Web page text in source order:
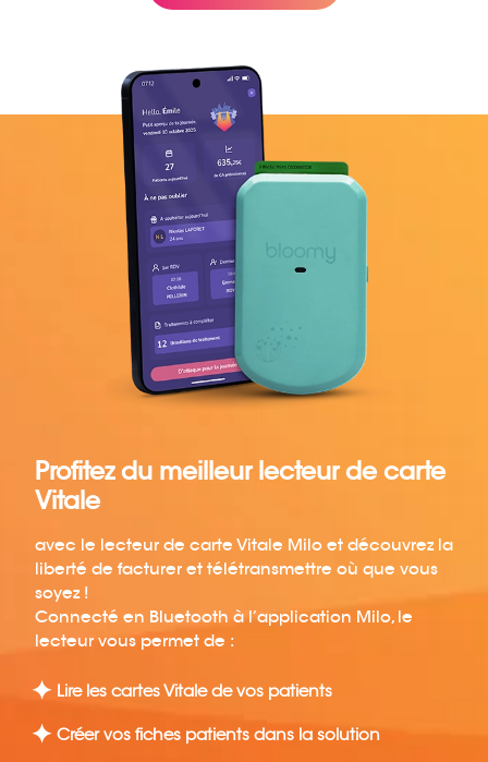
Profitez du meilleur lecteur de carte
Vitale
avec le lecteur de carte Vitale Milo et découvrez la
liberté de facturer et télétransmettre où que vous
soyez !
Connecté en Bluetooth à l’application Milo, le
lecteur vous permet de :
Lire les cartes Vitale de vos patients
Créer vos fiches patients dans la solution